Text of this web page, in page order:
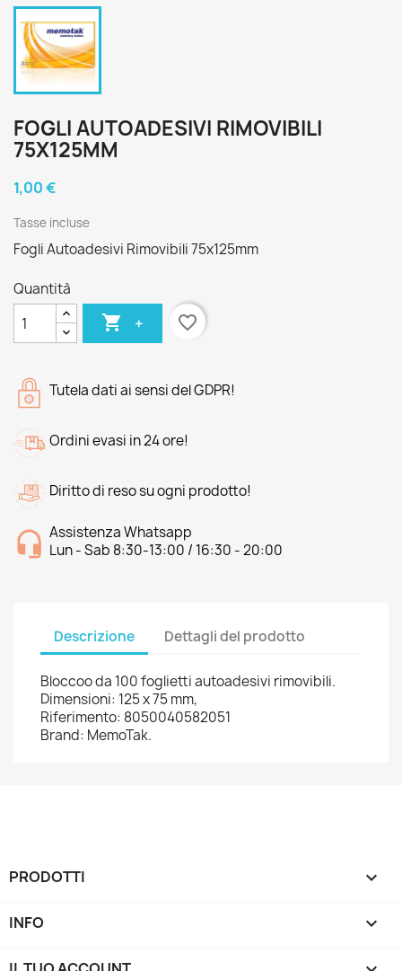
FOGLI AUTOADESIVI RIMOVIBILI
75X125MM
1,00 €
Tasse incluse
Fogli Autoadesivi Rimovibili 75x125mm
Quantità
 + favorite_border
Tutela dati ai sensi del GDPR!
Ordini evasi in 24 ore!
Diritto di reso su ogni prodotto!
Assistenza Whatsapp
Lun - Sab 8:30-13:00 / 16:30 - 20:00
Descrizione Dettagli del prodotto
Bloccoo da 100 foglietti autoadesivi rimovibili.
Dimensioni: 125 x 75 mm,
Riferimento: 8050040582051
Brand: MemoTak.
PRODOTTI 
INFO 